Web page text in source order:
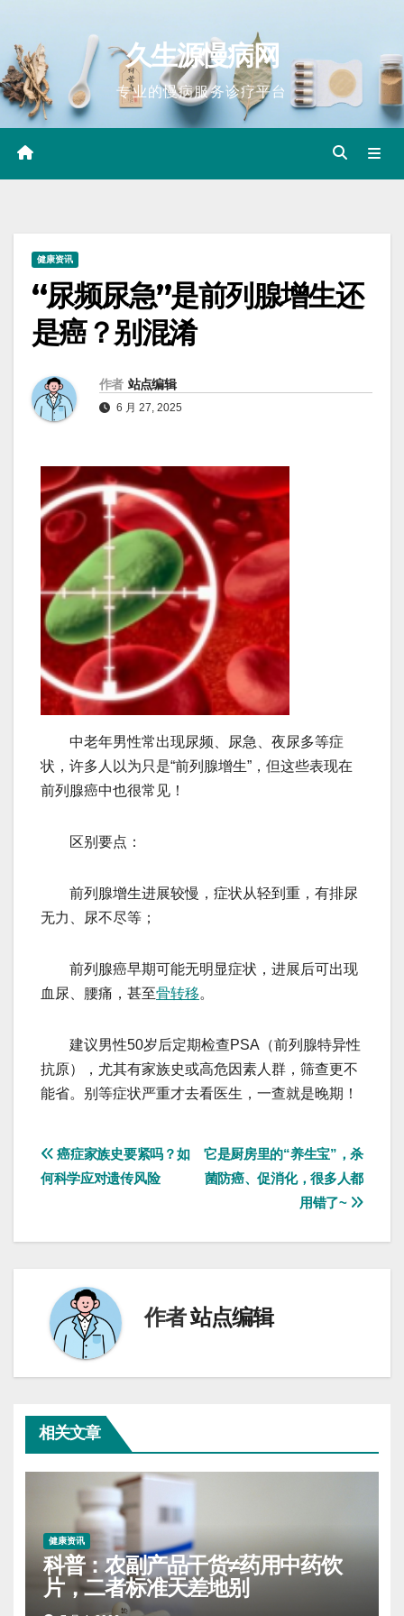
content
久生源慢病网
专业的慢病服务诊疗平台
健康资讯
“尿频尿急”是前列腺增生还
是癌？别混淆
作者 站点编辑
6 月 27, 2025
中老年男性常出现尿频、尿急、夜尿多等症
状，许多人以为只是“前列腺增生”，但这些表现在
前列腺癌中也很常见！
区别要点：
前列腺增生进展较慢，症状从轻到重，有排尿
无力、尿不尽等；
前列腺癌早期可能无明显症状，进展后可出现
血尿、腰痛，甚至骨转移。
建议男性50岁后定期检查PSA（前列腺特异性
抗原），尤其有家族史或高危因素人群，筛查更不
能省。别等症状严重才去看医生，一查就是晚期！
文
章
导
它是厨房里的“养生宝”，杀
菌防癌、促消化，很多人都
用错了~
癌症家族史要紧吗？如
何科学应对遗传风险
作者站点编辑
相关文章
健康资讯
科普：农副产品干货≠药用中药饮
片，二者标准天差地别